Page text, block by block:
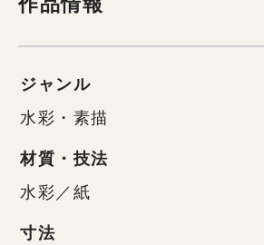
ジャンル
水彩・素描
材質・技法
水彩／紙
寸法